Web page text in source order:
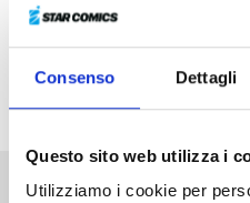
Consenso Dettagli
Questo sito web utilizza i
Utilizziamo i cookie per
misteriosa ragazza che
saranno costretti a
completare il loro gruppo